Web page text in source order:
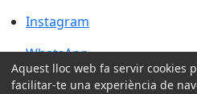
Instagram
Instagram
WhatsApp
WhatsApp
Amb la col·laboració de:
Aquest lloc web fa servir cookies
facilitar-te una experiència de